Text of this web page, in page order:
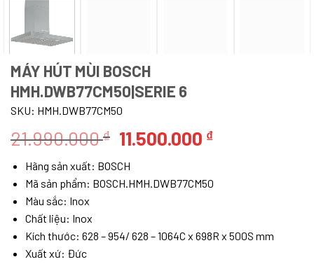
MÁY HÚT MÙI BOSCH
HMH.DWB77CM50|SERIE 6
SKU: HMH.DWB77CM50
21.990.000₫ Giá
là:
21.990.000 ₫.
11.500.000 ₫Giá
tại
là:
Hãng sản xuất: BOSCH
Mã sản phẩm: BOSCH.HMH.DWB77CM50
Màu sắc: Inox
Chất liệu: Inox
Kích thước: 628 – 954/ 628 – 1064C x 698R x 500S mm
Xuất xứ: Đức